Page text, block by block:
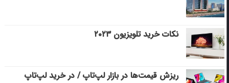
نکات خرید تلویزیون ۲۰۲۳
ریزش قیمت‌ها در بازار لپ‌تاپ / در خرید لپ‌تاپ